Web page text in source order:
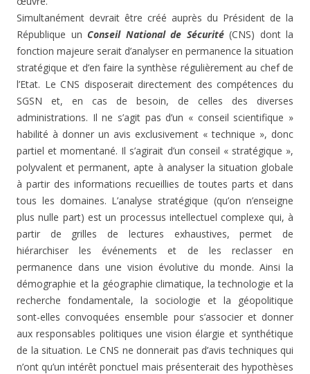
Simultanément devrait être créé auprès du Président de la
République un Conseil National de Sécurité(CNS) dont la
fonction majeure serait d’analyser en permanence la situation
stratégique et d’en faire la synthèse régulièrement au chef de
l’Etat. Le CNS disposerait directement des compétences du
SGSN et, en cas de besoin, de celles des diverses
administrations. Il ne s’agit pas d’un « conseil scientifique »
habilité à donner un avis exclusivement « technique », donc
partiel et momentané. Il s’agirait d’un conseil « stratégique »,
polyvalent et permanent, apte à analyser la situation globale
à partir des informations recueillies de toutes parts et dans
tous les domaines. L’analyse stratégique (qu’on n’enseigne
plus nulle part) est un processus intellectuel complexe qui, à
partir de grilles de lectures exhaustives, permet de
hiérarchiser les événements et de les reclasser en
permanence dans une vision évolutive du monde. Ainsi la
démographie et la géographie climatique, la technologie et la
recherche fondamentale, la sociologie et la géopolitique
sont-elles convoquées ensemble pour s’associer et donner
aux responsables politiques une vision élargie et synthétique
de la situation. Le CNS ne donnerait pas d’avis techniques qui
n’ont qu’un intérêt ponctuel mais présenterait des hypothèses